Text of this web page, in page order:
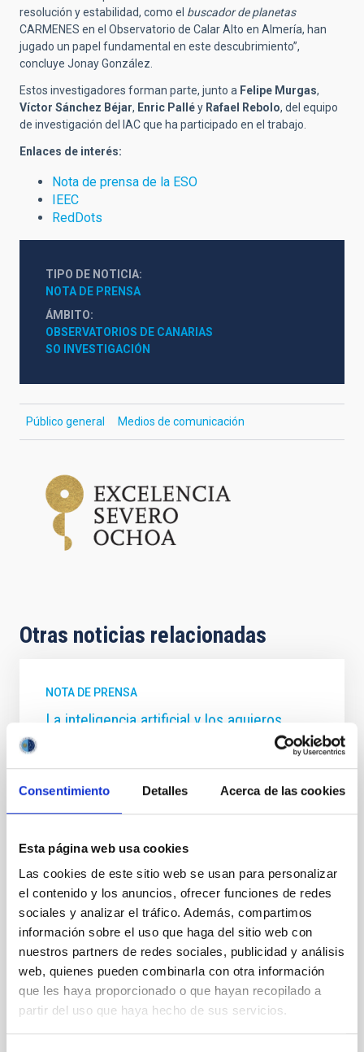
Consentimiento Detalles Acerca de las cookies
Esta página web usa cookies
Las cookies de este sitio web se usan para personalizar
el contenido y los anuncios, ofrecer funciones de redes
sociales y analizar el tráfico. Además, compartimos
información sobre el uso que haga del sitio web con
nuestros partners de redes sociales, publicidad y análisis
web, quienes pueden combinarla con otra información
que les haya proporcionado o que hayan recopilado a
partir del uso que haya hecho de sus servicios.
resolución y estabilidad, como el buscador de planetas
CARMENES en el Observatorio de Calar Alto en Almería, han
jugado un papel fundamental en este descubrimiento”,
concluye Jonay González.
Estos investigadores forman parte, junto a Felipe Murgas,
Víctor Sánchez Béjar, Enric Palléy Rafael Rebolo, del equipo
de investigación del IAC que ha participado en el trabajo.
Enlaces de interés:
Nota de prensa de la ESO
IEEC
RedDots
TIPO DE NOTICIA
NOTA DE PRENSA
ÁMBITO
OBSERVATORIOS DE CANARIAS
SO INVESTIGACIÓN
Público general Medios de comunicación
Otras noticias relacionadas
NOTA DE PRENSA
La inteligencia artificial y los agujeros
negros protagonizan una nueva sesión del
ciclo “Del cielo a la tesis” en el Museo de
la Ciencia y el Cosmos
El Museo de la Ciencia y el Cosmos , del Organismo
Tenerife, acogerá el próximo jueves 23 de octubre a
científica “Del cielo a la tesis”, organizado en
colaboración con la Universidad de La Laguna (ULL) y
el Instituto de Astrofísica de Canarias (IAC). Este
ciclo, impulsado por estudiantes de doctorado del
IAC, tiene como objetivo acercar a la ciudadanía los
temas más actuales de la investigación astrofísica
desarrollan. Cada sesión, de carácter
Fecha de publicación 20/10/2025 - 14:29:52